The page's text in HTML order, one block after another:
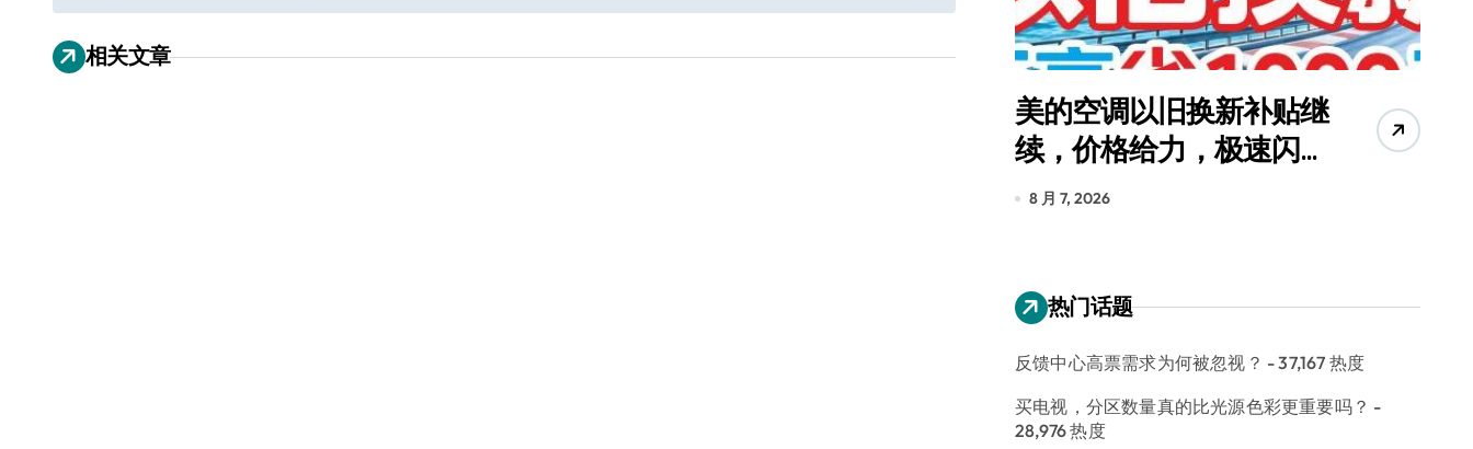
章
导相关文章
美的空调以旧换新补贴继
续，价格给力，极速闪
装！
8 月 7, 2026
热门话题
反馈中心高票需求为何被忽视？ - 37,167 热度
买电视，分区数量真的比光源色彩更重要吗？ -
28,976 热度